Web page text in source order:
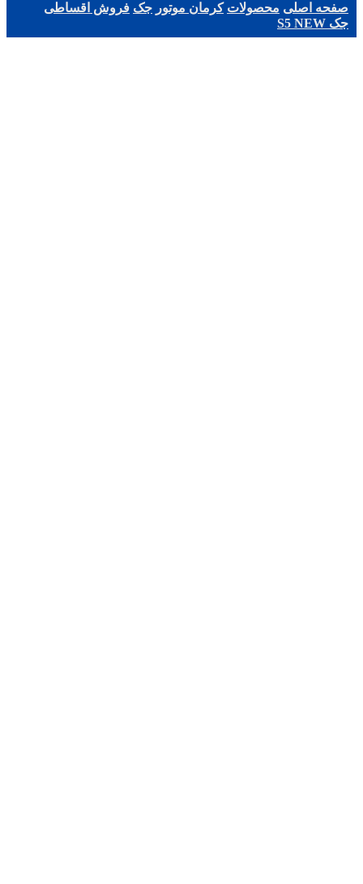
صفحه اصلی محصولات کرمان موتور جک فروش اقساطی
جک S5 NEW